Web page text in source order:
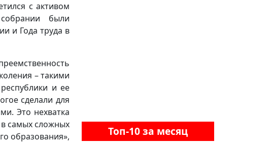
с активом
были
и Года труда в
– такими
и ее
сделали для
Это нехватка
самых сложных
образования»,
Топ-10 за месяц